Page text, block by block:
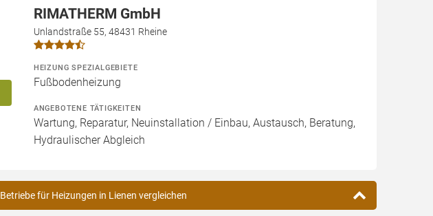
RIMATHERM GmbH
Unlandstraße 55, 48431 Rheine
HEIZUNG SPEZIALGEBIETE
Fußbodenheizung
ANGEBOTENE TÄTIGKEITEN
Wartung, Reparatur, Neuinstallation / Einbau, Austausch, Beratung,
Hydraulischer Abgleich
für Heizungen in Lienen vergleichen